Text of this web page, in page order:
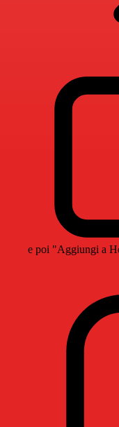
e poi "Aggiungi a